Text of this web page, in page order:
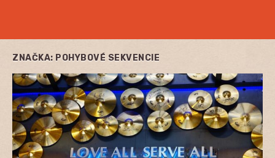
ZNAČKA: POHYBOVÉ SEKVENCIE